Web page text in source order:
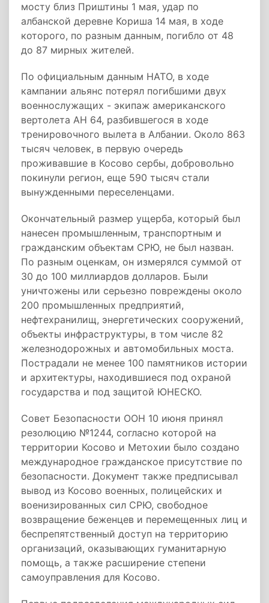
мосту близ Приштины 1 мая, удар по
албанской деревне Кориша 14 мая, в ходе
которого, по разным данным, погибло от 48
до 87 мирных жителей.
По официальным данным НАТО, в ходе
кампании альянс потерял погибшими двух
военнослужащих - экипаж американского
вертолета AН 64, разбившегося в ходе
тренировочного вылета в Албании. Около 863
тысяч человек, в первую очередь
проживавшие в Косово сербы, добровольно
покинули регион, еще 590 тысяч стали
вынужденными переселенцами.
Окончательный размер ущерба, который был
нанесен промышленным, транспортным и
гражданским объектам СРЮ, не был назван.
По разным оценкам, он измерялся суммой от
30 до 100 миллиардов долларов. Были
уничтожены или серьезно повреждены около
200 промышленных предприятий,
нефтехранилищ, энергетических сооружений,
объекты инфраструктуры, в том числе 82
железнодорожных и автомобильных моста.
Пострадали не менее 100 памятников истории
и архитектуры, находившиеся под охраной
государства и под защитой ЮНЕСКО.
Совет Безопасности ООН 10 июня принял
резолюцию №1244, согласно которой на
территории Косово и Метохии было создано
международное гражданское присутствие по
безопасности. Документ также предписывал
вывод из Косово военных, полицейских и
военизированных сил СРЮ, свободное
возвращение беженцев и перемещенных лиц и
беспрепятственный доступ на территорию
организаций, оказывающих гуманитарную
помощь, а также расширение степени
самоуправления для Косово.